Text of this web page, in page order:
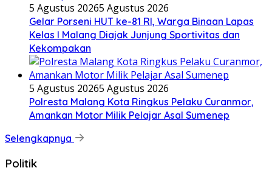
5 Agustus 20265 Agustus 2026
Gelar Porseni HUT ke-81 RI, Warga Binaan Lapas
Kelas I Malang Diajak Junjung Sportivitas dan
Kekompakan
5 Agustus 20265 Agustus 2026
Polresta Malang Kota Ringkus Pelaku Curanmor,
Amankan Motor Milik Pelajar Asal Sumenep
Selengkapnya
Politik